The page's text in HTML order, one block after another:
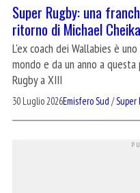
Super Rugby: una
ritorno di Michael Cheika
L'ex coach dei Wallabies è
mondo e da un anno a
Rugby a XIII
30 Luglio 2026Emisfero Sud /Super